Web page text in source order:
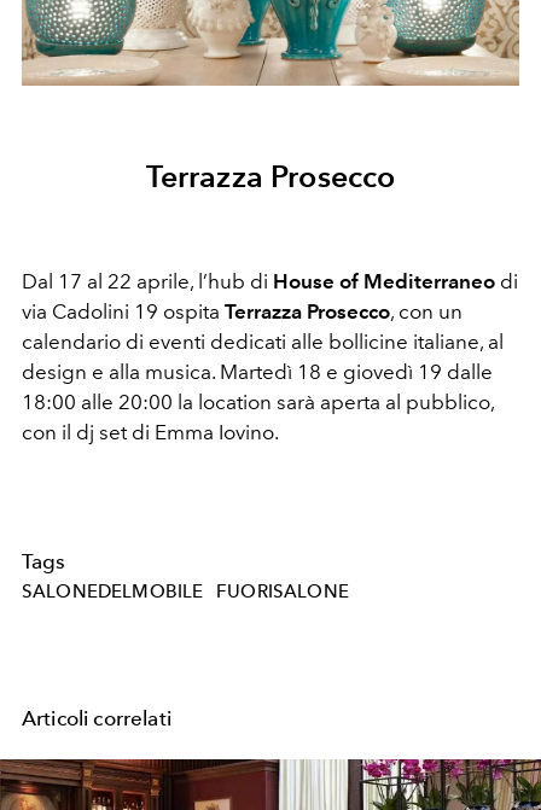
Terrazza Prosecco
Dal 17 al 22 aprile, l’hub di House of Mediterraneo di
via Cadolini 19 ospita Terrazza Prosecco, con un
calendario di eventi dedicati alle bollicine italiane, al
design e alla musica. Martedì 18 e giovedì 19 dalle
18:00 alle 20:00 la location sarà aperta al pubblico,
con il dj set di Emma Iovino.
Tags
SALONEDELMOBILE FUORISALONE
Articoli correlati